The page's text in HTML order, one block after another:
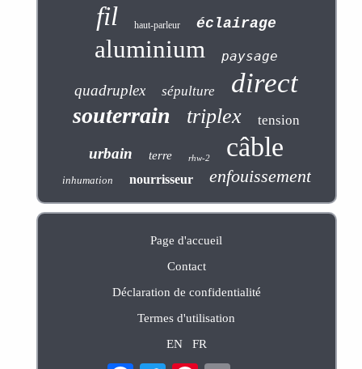
fil haut-parleur éclairage
aluminium paysage
quadruplex sépulture direct
souterrain triplex tension
urbain terre rhw-2 câble
inhumation nourrisseur enfouissement
Page d'accueil
Contact
Déclaration de confidentialité
Termes d'utilisation
EN
FR